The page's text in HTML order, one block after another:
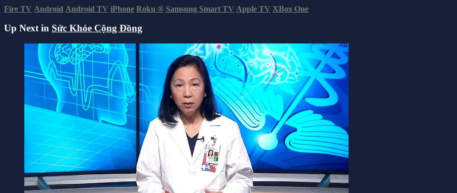
Fire TV Android Android TV iPhone Roku ® Samsung Smart TV Apple TV XBox One
Up Next in Sức Khỏe Cộng Đồng